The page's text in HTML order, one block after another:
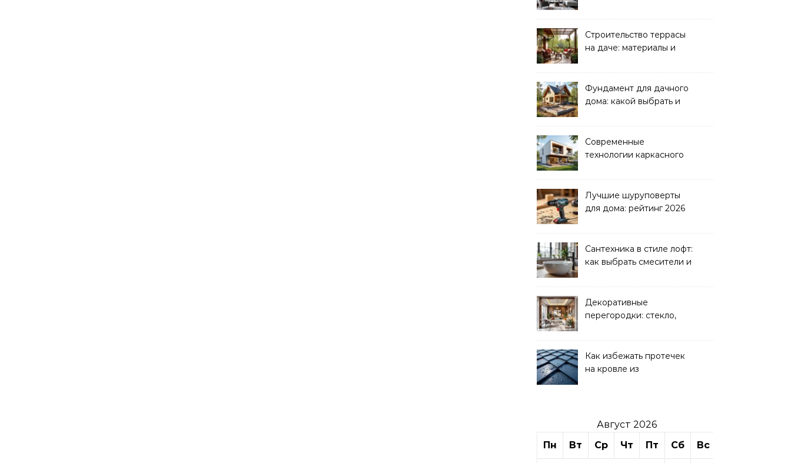
Строительство террасы
на даче: материалы и
Фундамент для дачного
дома: какой выбрать и
Современные
технологии каркасного
Лучшие шуруповерты
для дома: рейтинг 2026
Сантехника в стиле лофт:
как выбрать смесители и
Декоративные
перегородки: стекло,
Как избежать протечек
на кровле из
Август 2026
Пн
Вт Ср Чт Пт Сб Вс